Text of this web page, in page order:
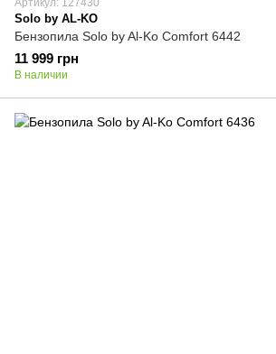
Артикул: 127430
Solo by AL-KO
Бензопила Solo by Al-Ko Comfort 6442
11 999 грн
В наличии